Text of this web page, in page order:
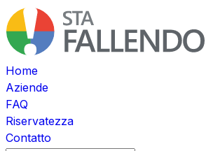
Home
Aziende
FAQ
Riservatezza
Contatto